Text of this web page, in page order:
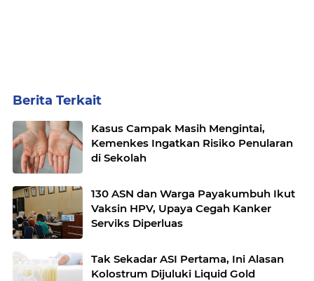
Berita Terkait
Kasus Campak Masih Mengintai,
Kemenkes Ingatkan Risiko Penularan
di Sekolah
130 ASN dan Warga Payakumbuh Ikut
Vaksin HPV, Upaya Cegah Kanker
Serviks Diperluas
Tak Sekadar ASI Pertama, Ini Alasan
Kolostrum Dijuluki Liquid Gold